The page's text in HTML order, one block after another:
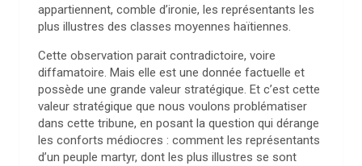
appartiennent, comble d’ironie, les représentants les
plus illustres des classes moyennes haïtiennes.
Cette observation parait contradictoire, voire
diffamatoire. Mais elle est une donnée factuelle et
possède une grande valeur stratégique. Et c’est cette
valeur stratégique que nous voulons problématiser
dans cette tribune, en posant la question qui dérange
les conforts médiocres : comment les représentants
d’un peuple martyr, dont les plus illustres se sont